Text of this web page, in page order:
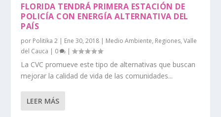
FLORIDA TENDRÁ PRIMERA ESTACIÓN DE
POLICÍA CON ENERGÍA ALTERNATIVA DEL
PAÍS
por Politika 2 | Ene 30, 2018 | Medio Ambiente, Regiones,Valle
del Cauca | 0 |
La CVC promueve este tipo de alternativas que buscan
mejorar la calidad de vida de las comunidades...
LEER MÁS